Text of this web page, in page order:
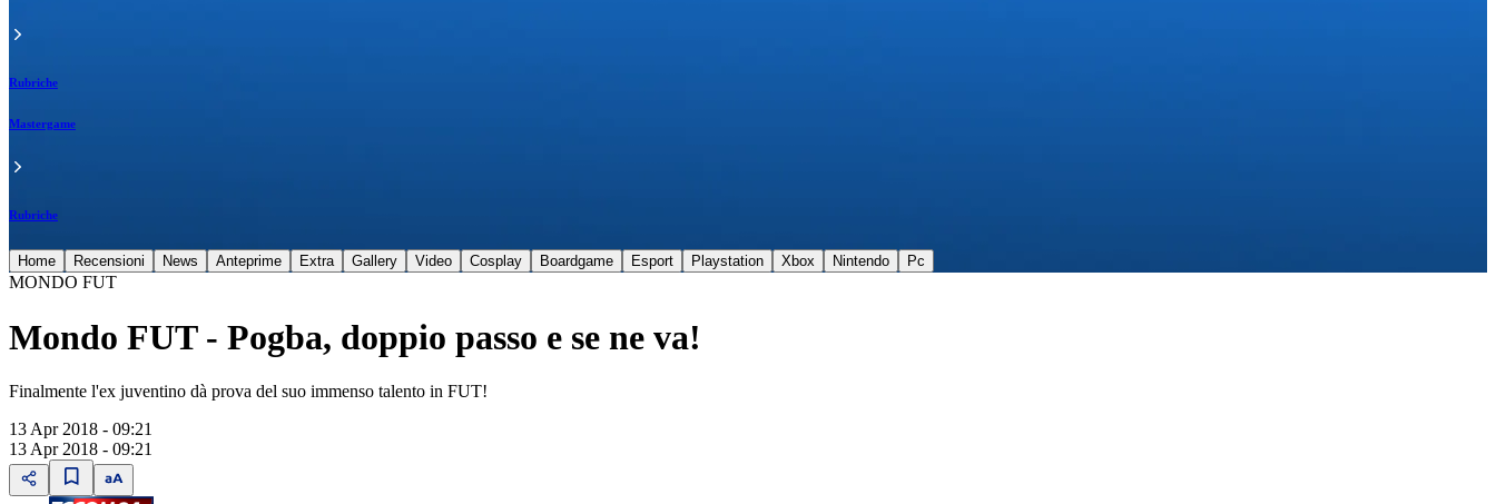
Rubriche
Mastergame
Rubriche
Home Recensioni News Anteprime Extra Gallery Video Cosplay Boardgame Esport Playstation Xbox Nintendo Pc
MONDO FUT
Mondo FUT - Pogba, doppio passo e se ne va!
Finalmente l'ex juventino dà prova del suo immenso talento in FUT!
13 Apr 2018 - 09:21
13 Apr 2018 - 09:21